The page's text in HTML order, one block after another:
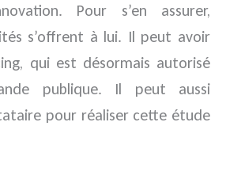
Pour s’en assurer,
s’offrent à lui. Il peut avoir
qui est désormais autorisé
publique. Il peut aussi
pour réaliser cette étude